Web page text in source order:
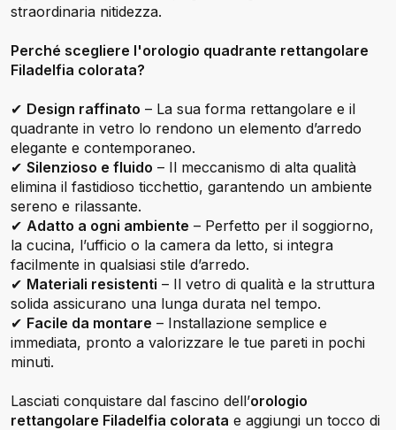
straordinaria nitidezza.
Perché scegliere l'orologio quadrante rettangolare
Filadelfia colorata?
✔ Design raffinato – La sua forma rettangolare e il
quadrante in vetro lo rendono un elemento d’arredo
elegante e contemporaneo.
✔ Silenzioso e fluido – Il meccanismo di alta qualità
elimina il fastidioso ticchettio, garantendo un ambiente
sereno e rilassante.
✔ Adatto a ogni ambiente – Perfetto per il soggiorno,
la cucina, l’ufficio o la camera da letto, si integra
facilmente in qualsiasi stile d’arredo.
✔ Materiali resistenti – Il vetro di qualità e la struttura
solida assicurano una lunga durata nel tempo.
✔ Facile da montare – Installazione semplice e
immediata, pronto a valorizzare le tue pareti in pochi
minuti.
Lasciati conquistare dal fascino dell’orologio
rettangolare Filadelfia colorata e aggiungi un tocco di